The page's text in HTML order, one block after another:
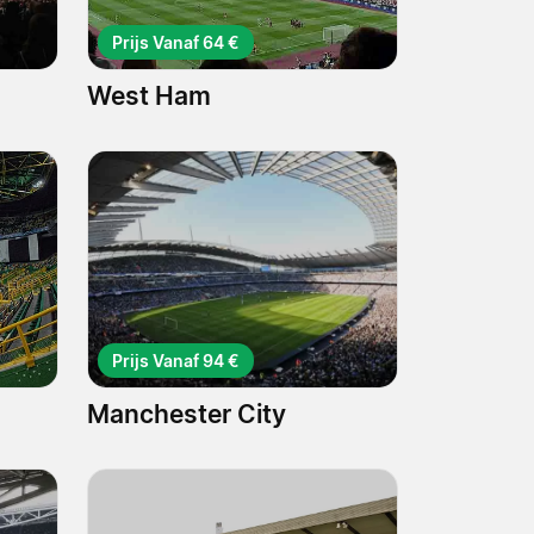
Prijs Vanaf 64 €
West Ham
Prijs Vanaf 94 €
Manchester City